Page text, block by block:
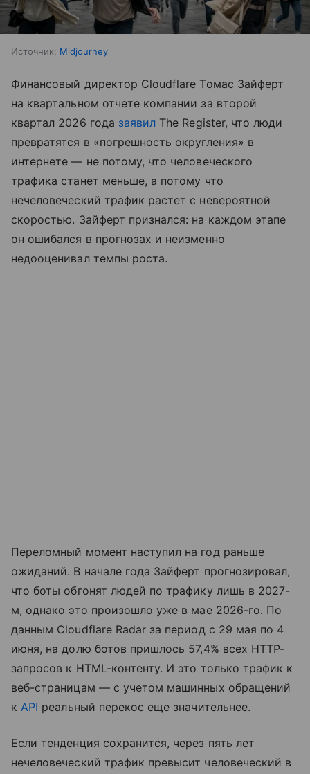
Источник: Midjourney
Финансовый директор Cloudflare Томас Зайферт
на квартальном отчете компании за второй
квартал 2026 года заявил The Register, что люди
превратятся в «погрешность округления» в
интернете — не потому, что человеческого
трафика станет меньше, а потому что
нечеловеческий трафик растет с невероятной
скоростью. Зайферт признался: на каждом этапе
он ошибался в прогнозах и неизменно
недооценивал темпы роста.
Переломный момент наступил на год раньше
ожиданий. В начале года Зайферт прогнозировал,
что боты обгонят людей по трафику лишь в 2027-
м, однако это произошло уже в мае 2026-го. По
данным Cloudflare Radar за период с 29 мая по 4
июня, на долю ботов пришлось 57,4% всех HTTP-
запросов к HTML-контенту. И это только трафик к
веб-страницам — с учетом машинных обращений
кAPI реальный перекос еще значительнее.
Если тенденция сохранится, через пять лет
нечеловеческий трафик превысит человеческий в